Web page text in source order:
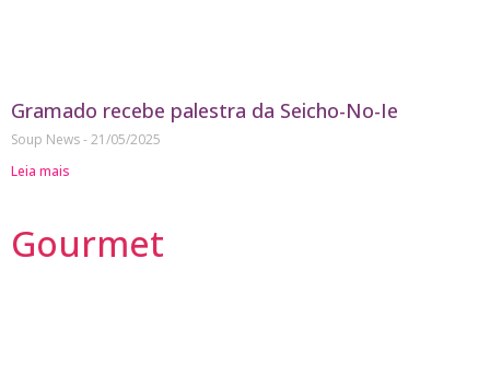
Gramado recebe palestra da Seicho-No-Ie
Soup News 21/05/2025
Leia mais
Gourmet